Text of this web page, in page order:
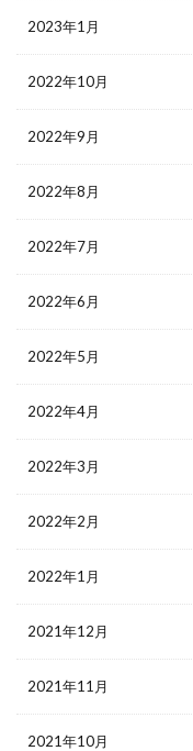
2023年1月
2022年10月
2022年9月
2022年8月
2022年7月
2022年6月
2022年5月
2022年4月
2022年3月
2022年2月
2022年1月
2021年12月
2021年11月
2021年10月